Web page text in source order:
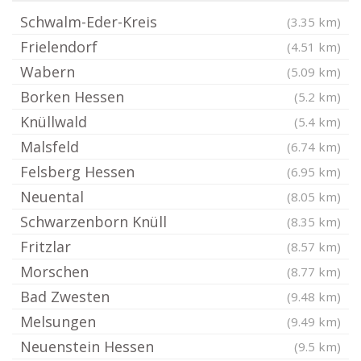
Schwalm-Eder-Kreis (3.35 km)
Frielendorf (4.51 km)
Wabern (5.09 km)
Borken Hessen (5.2 km)
Knüllwald (5.4 km)
Malsfeld (6.74 km)
Felsberg Hessen (6.95 km)
Neuental (8.05 km)
Schwarzenborn Knüll (8.35 km)
Fritzlar (8.57 km)
Morschen (8.77 km)
Bad Zwesten (9.48 km)
Melsungen (9.49 km)
Neuenstein Hessen (9.5 km)